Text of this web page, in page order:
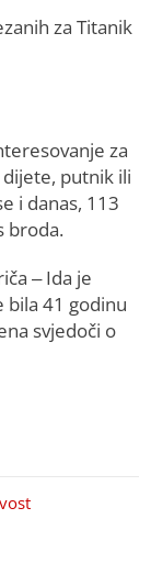
za Titanik
za
dijete, putnik ili
i danas, 113
broda.
– Ida je
bila 41 godinu
svjedoči o